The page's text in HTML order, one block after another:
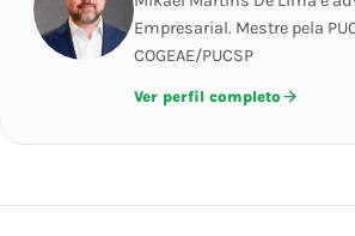
Empresarial. Mestre pela
COGEAE/PUCSP
Ver perfil completo